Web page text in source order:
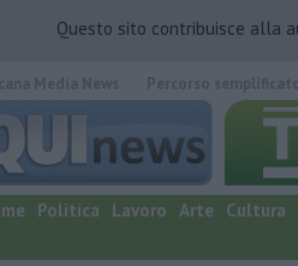
Questo sito contribuisce alla
online.
Politica Lavoro Arte Cultura